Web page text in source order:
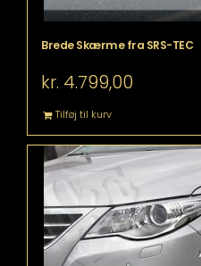
Brede Skærme fra SRS-TEC
kr. 4.799,00
Tilføj til kurv